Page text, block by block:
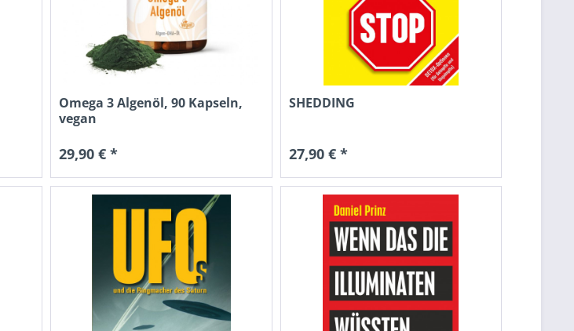
Omega 3 Algenöl, 90 Kapseln,
vegan
29,90 € *
SHEDDING
27,90 € *